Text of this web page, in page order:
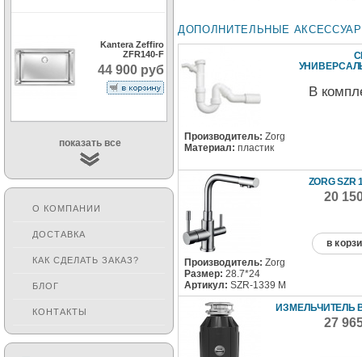
ДОПОЛНИТЕЛЬНЫЕ
В
Производитель: Zorg
Материал: пластик
ZORG SZR
20
в
Производитель: Zorg
Размер: 28.7*24
Артикул: SZR-1339 M
ИЗМЕЛЬЧИТЕЛЬ
27
Kantera Zeffiro
ZFR140-F
44 900 руб
показать все
О КОМПАНИИ
ДОСТАВКА
КАК СДЕЛАТЬ ЗАКАЗ?
БЛОГ
КОНТАКТЫ